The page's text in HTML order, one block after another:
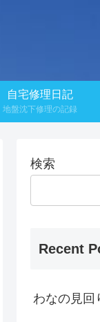
自宅修理日記
地盤沈下修理の記録
検索
Recent
わなの見回